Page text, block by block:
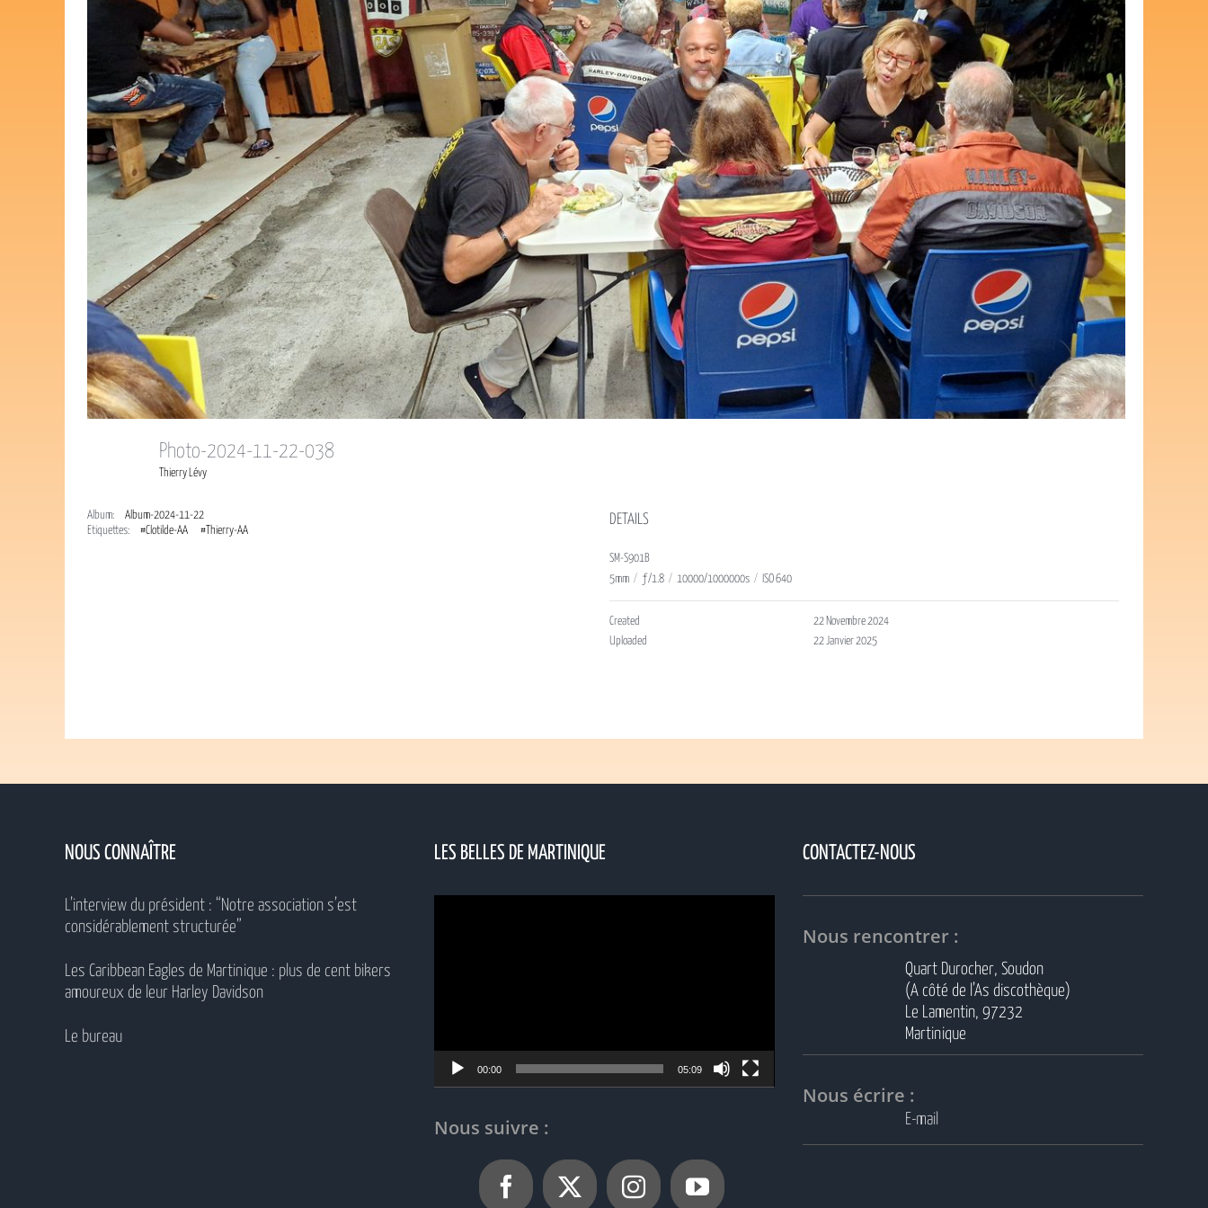
Photo-2024-11-22-038
Thierry Lévy
Album:
Album-2024-11-22
Étiquettes:
#Clotilde-AA #Thierry-AA
DETAILS
SM-S901B
5mm / ƒ/1.8 / 10000/1000000s / ISO 640
Created
22 Novembre 2024
Uploaded
22 Janvier 2025
NOUS CONNAÎTRE
L’interview du président : “Notre association s’est
considérablement structurée”
Les Caribbean Eagles de Martinique : plus de cent bikers
amoureux de leur Harley Davidson
Le bureau
LES BELLES DE MARTINIQUE
00:00 05:09
Nous suivre :
CONTACTEZ-NOUS
Nous rencontrer :
Quart Durocher, Soudon
(A côté de l’As discothèque)
Le Lamentin, 97232
Martinique
Nous écrire :
E-mail